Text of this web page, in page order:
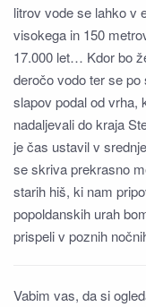
litrov vode se lahko v
visokega in 150
17.000 let… Kdor bo
deročo vodo ter se
slapov podal od
nadaljevali do kraja
je čas ustavil v
se skriva prekrasno
starih hiš, ki nam
popoldanskih urah
prispeli v poznih
Vabim vas, da si